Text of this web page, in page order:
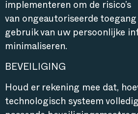
implementeren om de risico’s
van ongeautoriseerde
gebruik van uw persoonlijke
minimaliseren.
BEVEILIGING
Houd er rekening mee dat,
technologisch systeem